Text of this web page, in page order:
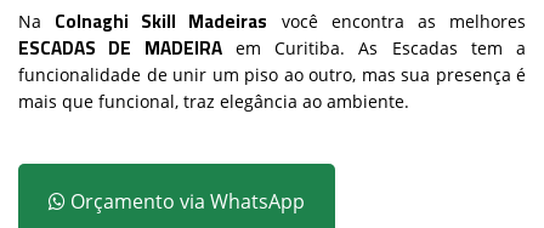
Na Colnaghi Skill Madeiras você encontra as melhores
ESCADAS DE MADEIRAem Curitiba. As Escadas tem a
funcionalidade de unir um piso ao outro, mas sua presença é
mais que funcional, traz elegância ao ambiente.
Orçamento via WhatsApp